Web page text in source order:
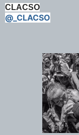
CLACSO
@_CLACSO